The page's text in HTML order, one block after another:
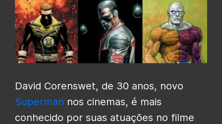
David Corenswet, de 30 anos, novo
Superman nos cinemas, é mais
conhecido por suas atuações no filme